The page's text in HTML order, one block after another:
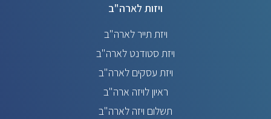
ויזות לארה"ב
ויזת תייר לארה"ב
ויזת סטודנט לארה"ב
ויזת עסקים לארה"ב
ראיון לויזה ארה"ב
תשלום ויזה לארה"ב